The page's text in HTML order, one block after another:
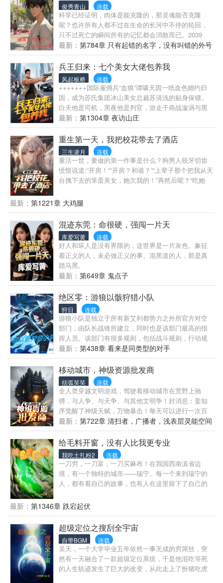
俊秀青山 连载
科学已经证明，肉体是能克隆的，那灵魂能否克隆
呢？也许所有人都不过在生命的长河中不停的轮回，
只不过死亡的瞬间所有的记忆都会消散而已。2039
年，当了一辈子社畜的徐明在退休一周年后成功的因
病去世了，一睁眼时没变成一个刚出生的婴儿，却带
着没有消散的记忆回到了1992年自己中考刚结束的那
天。徐明该怎么实现自己既想过得舒服，又要过得潇
洒的生活呢？
最新： 第784章 只有起错的名字，没有叫错的外号
兵王归来：七个美女大佬包养我
风起板桥 连载
+++++++国际雇佣兵“血狼”谭啸天因一纸血色婚约归
国，成为苏氏集团冰山美女总裁苏清浅的贴身保镖。
白天他是司机，黑夜他是判官，游走于商战漩涡与黑
金帝国。父母的离奇死亡牵出跨国黑帮阴谋，而七位
权势滔天的绝色女子竟皆是局中棋子——冷艳总裁苏
清浅签下契约婚姻，却在深夜撕碎高傲面具；校花美
女林雨萱紧紧抱住他：非你不嫁，除非让我死；美女
警花许清欢持枪抵住他太阳穴：“你每救我一命，我就
多欠你一夜”；黑道千金唐绾绾将匕首刺入他胸口三毫
米：“要么当我男人，要么当我的祭品”；华尔街魔女伊
梦抛来百亿合同：“娶我，或者看着我毁掉你的小总
最新： 第1304章 夜访山庄
重生第一天，我把校花带去了酒店
三生凌月 连载
重活一世，要做的第一件事是什么？狗男人咬牙切齿
愤恨说道:“开房！”“开房？和谁？”“上辈子那个把我从天
台拽下去的笨蛋美女，她欠我的！”再然后呢？“吃她
智商美女学姐。”“她那么聪明，你能泡到手？”“她自己
教我的。”“卧槽？贵圈真会玩，那再之后呢？”“搞钱，
搞钱，还是他妈的搞钱！”从此这世上多了一位放下个
人素质，享受缺德人生的无情搞钱居士……
最新： 第1221章 大鸡腿
混迹东莞：命很硬，强闯一片天
库爱写黄 连载
好人和坏人是没有界限的，这世界是一片灰色。象征
着正义的人，未必做正义的事。混黑道的人，那是真
踏马黑。
最新： 第649章 鬼点子
绝区零：游狼以骸狩猎小队
狩日 连载
游狼小队是独立于所有新艾利都势力之外所官方对空
部门，由队长战锋所建立，同时也是该部门最高的指
挥人员。该部门有很多规则，包括战斗规则，行动规
则，以及，善良而坚毅的原则……以下介绍几条基础
原则：1.即使身处末世，也仍要坚守为人的道理，不可
放弃善良，不可放弃生的欲望，但不能为了活下去而
不择手段。2.组织所建立的初衷是为了帮助那些末世之
中苦苦活下去的人们，帮助他们在这不稳定的时代中
生存下去，我们是人民最坚强的防线，也是最后一道
防线！一切为人民服务！3.身处特权的同时，不可滥用
权，应当以身作，如有困难可向队长提出意见，只要
合理，队长不会拒绝的，当然如果违反，必将严惩
（视情况而论）4.空洞、以骸，他们带来危险的同时，
也带来了一些科技的进步，是总体弊端要大于利端
的。所以对于以骸无需怜悯，以骸是没有痛觉，任何
生物受到攻击，都会疼痛害怕或者露出破绽，但是以
骸不会有那种感觉，所以在避无可避逃无可逃的时
候，不要犹豫，无论使用什么方法，尽全力杀死以
他的生命和荣誉还有命令高于一切（该规则是由副队
长所定，但以被队长废除，但仍有部分队员遵守着）
最新： 第438章 看来是同类型的对手
移动城市，神级资源批发商
括弧笑笑 连载
全人类穿越文明游戏，驾驶着移动城市在荒野上驰
骋，与人争、与天争、与其他文明争！好消息：姜知
序觉醒了神级天赋，万物暴击！每天可以进行一次百
倍数量暴击或者十倍品质暴击，无敌！坏消息：他比
其他人晚了十年才穿越。更坏的消息：天崩开局，穿
越到饿死的奴隶身上，在老城主的压榨下即将中道崩
殂。“那没办法了。”“诶，这是谁给我加的衣服？你们
真是害苦了我啊！”弹药仅剩两发，强敌兵临城下，怎
么办？属下天赋太差，往后难堪大用，怎么办？“说白
了，我姜知序能有今天，靠的不是努力与勤奋，而是
开挂！”——（“万人好评百万追更千万在读”是我们的
最新： 第722章 清扫者，广播者，浅表层灵能空间
给毛料开窗，没有人比我更专业
我吃土扎粉2 连载
一刀穷，一刀富，一刀买麻布！在我国西南滇省边
境，有一个独特的城市——瑞宁。每一个来到瑞宁的
人，都有着自己的故事，也有人在这里留下了自己的
最新： 第1346章 跌宕起伏
超级定位之搜刮全宇宙
自带BGM 连载
吴天，一个大学毕业五年依然一事无成的穷屌丝，突
然有一天融合了一款超级定位系统，于是他混吃等死
的人生轨迹发生了巨大的改变，从此走上了扮猪吃虎